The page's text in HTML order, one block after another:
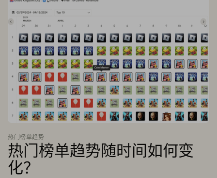
热门榜单趋势
热门榜单趋势随时间如何变
化？